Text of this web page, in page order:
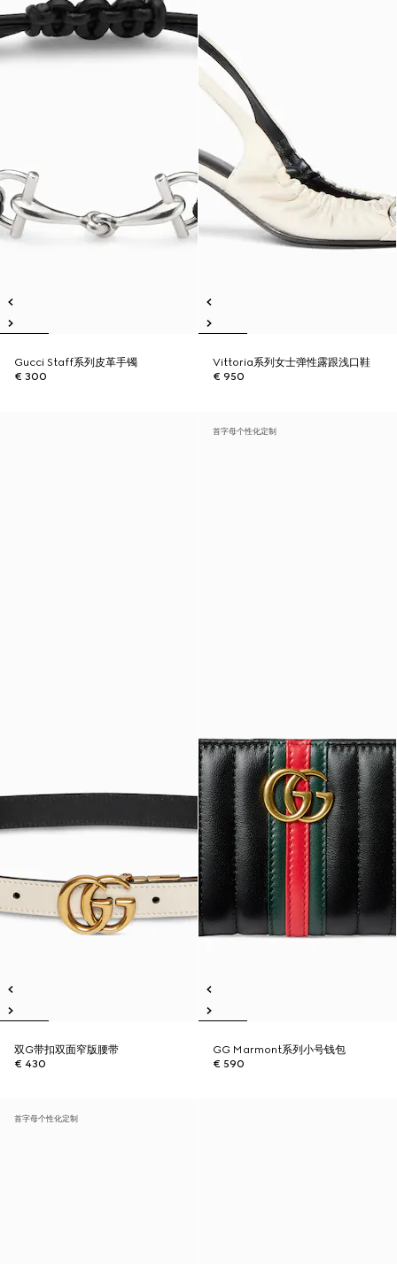
Gucci Staff系列皮革手镯
€ 300
Vittoria系列女士弹性露跟浅口鞋
€ 950
双G带扣双面窄版腰带
€ 430
首字母个性化定制
GG Marmont系列小号钱包
€ 590
首字母个性化定制